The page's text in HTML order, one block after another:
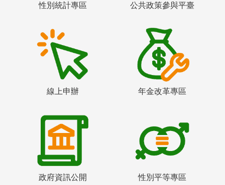
性別統計專區 公共政策參與平臺
線上申辦 年金改革專區
政府資訊公開 性別平等專區